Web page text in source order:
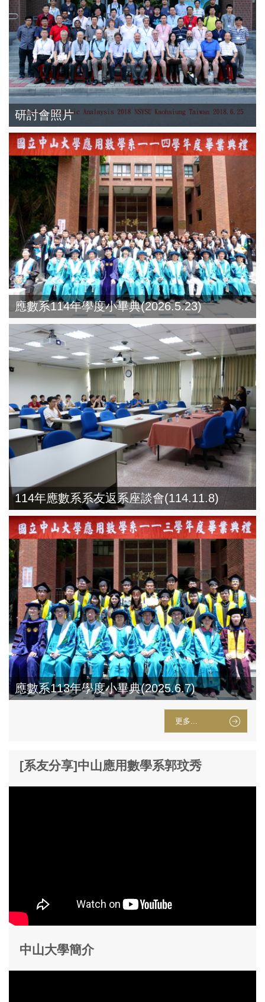
研討會照片
應數系114年學度小畢典(2026.5.23)
114年應數系系友返系座談會(114.11.8)
應數系113年學度小畢典(2025.6.7)
更多...
[系友分享]中山應用數學系郭玟秀
中山大學簡介